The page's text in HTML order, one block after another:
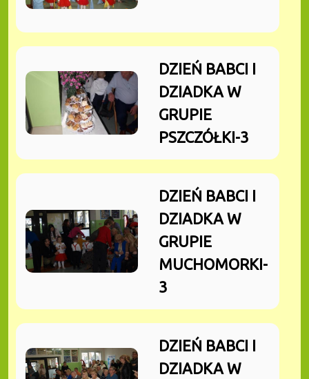
DZIEŃ BABCI I
DZIADKA W
GRUPIE
PSZCZÓŁKI-3
DZIEŃ BABCI I
DZIADKA W
GRUPIE
MUCHOMORKI-
3
DZIEŃ BABCI I
DZIADKA W